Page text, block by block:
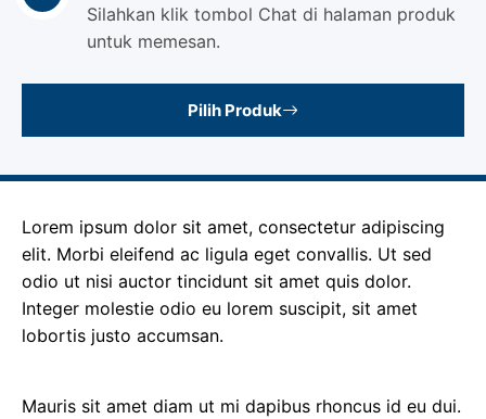
Lorem ipsum dolor sit amet, consectetur adipiscing
elit. Morbi eleifend ac ligula eget convallis. Ut sed
odio ut nisi auctor tincidunt sit amet quis dolor.
Integer molestie odio eu lorem suscipit, sit amet
lobortis justo accumsan.
Mauris sit amet diam ut mi dapibus rhoncus id eu dui.
Silahkan klik tombol Chat di halaman produk
untuk memesan.
Pilih Produk